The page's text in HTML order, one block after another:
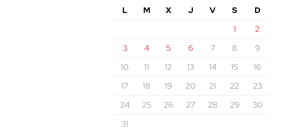
L
M X J V S
D
1
2
3
4 5 6 7 8
9
10
11 12 13 14 15
16
17
18 19 20 21 22
23
24
25 26 27 28 29
30
31